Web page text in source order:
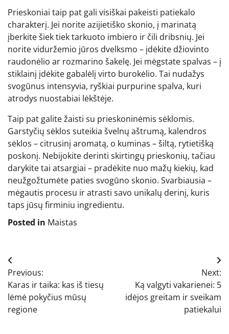
Prieskoniai taip pat gali visiškai pakeisti patiekalo
charakterį. Jei norite azijietiško skonio, į marinatą
įberkite šiek tiek tarkuoto imbiero ir čili dribsnių. Jei
norite viduržemio jūros dvelksmo – įdėkite džiovinto
raudonėlio ar rozmarino šakelę. Jei mėgstate spalvas – į
stiklainį įdėkite gabalėlį virto burokėlio. Tai nudažys
svogūnus intensyvia, ryškiai purpurine spalva, kuri
atrodys nuostabiai lėkštėje.
Taip pat galite žaisti su prieskoninėmis sėklomis.
Garstyčių sėklos suteikia švelnų aštrumą, kalendros
sėklos – citrusinį aromatą, o kuminas – šiltą, rytietišką
poskonį. Nebijokite derinti skirtingų prieskonių, tačiau
darykite tai atsargiai – pradėkite nuo mažų kiekių, kad
neužgožtumėte paties svogūno skonio. Svarbiausia –
mėgautis procesu ir atrasti savo unikalų derinį, kuris
taps jūsų firminiu ingredientu.
Posted in Maistas
Navigacija
tarp
įrašų
Previous:
Karas ir taika: kas iš tiesų
lėmė pokyčius mūsų
regione
Next:
Ką valgyti vakarienei: 5
idėjos greitam ir sveikam
patiekalui